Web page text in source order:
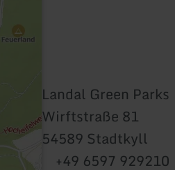
Landal Green Parks
Wirftstraße 81
54589 Stadtkyll
+49 6597 929210